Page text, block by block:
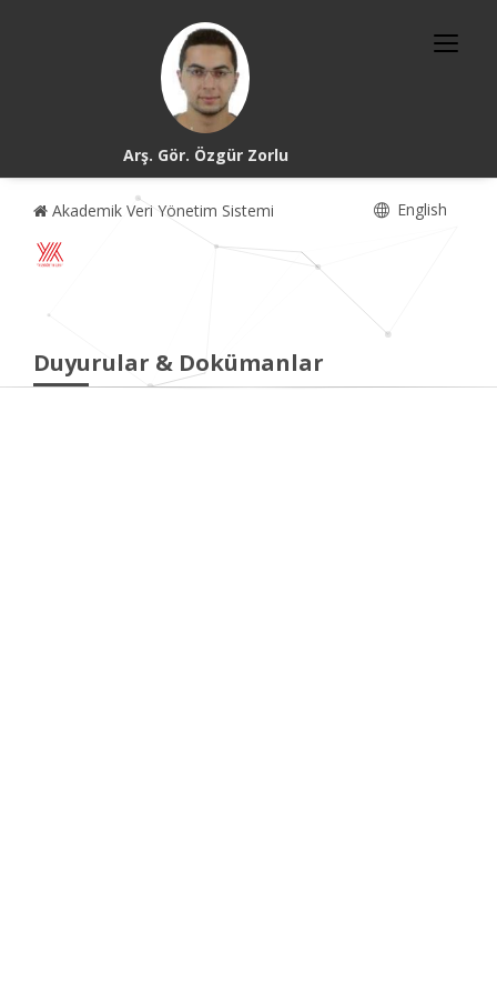
Arş. Gör. Özgür Zorlu
Akademik Veri Yönetim Sistemi English
Duyurular & Dokümanlar